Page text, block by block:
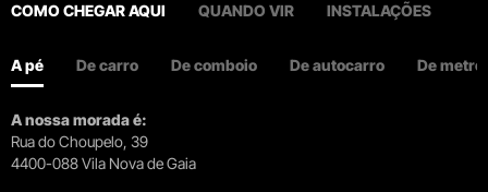
COMO CHEGAR AQUI QUANDO VIR INSTALAÇÕES
A pé De carro De comboio De autocarro De metro
A nossa morada é:
Rua do Choupelo, 39
4400-088 Vila Nova de Gaia